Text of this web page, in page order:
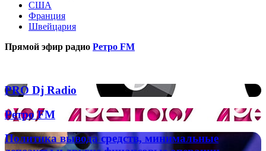
США
Франция
Швейцария
Прямой эфир радио Ретро FM
PRO
Dj
Radio
PRO Dj Radio
Ретро
FM
Ретро FM
Политика
вывода
Политика вывода средств, минимальные